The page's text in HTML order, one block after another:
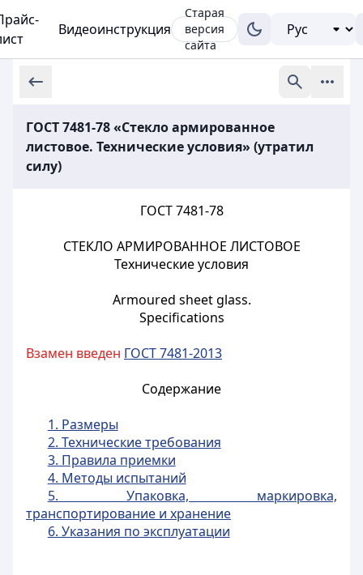
Видеоинструкция
Старая
версия
сайта
ГОСТ 7481-78 «Стекло армированное
листовое. Технические условия» (утратил
силу)
ГОСТ 7481-78
СТЕКЛО АРМИРОВАННОЕ ЛИСТОВОЕ
Технические условия
Armoured sheet glass.
Specifications
Взамен введен ГОСТ 7481-2013
Содержание
1. Размеры
2. Технические требования
3. Правила приемки
4. Методы испытаний
5. Упаковка, маркировка,
транспортирование и хранение
6. Указания по эксплуатации